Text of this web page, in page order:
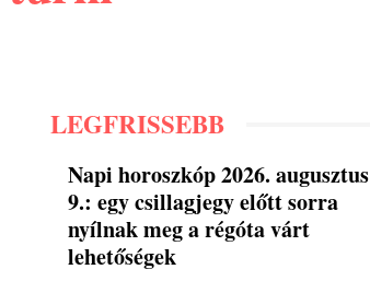
LEGFRISSEBB
Napi horoszkóp 2026. augusztus
9.: egy csillagjegy előtt sorra
nyílnak meg a régóta várt
lehetőségek